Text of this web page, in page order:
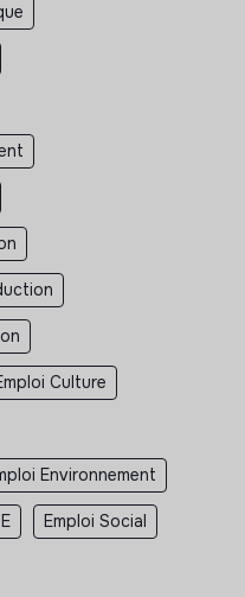
Culture
Environnement
Emploi Social